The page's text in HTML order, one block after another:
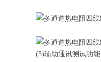
(5)辅助通讯测试功